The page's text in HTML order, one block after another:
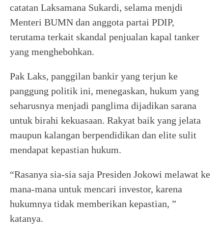
catatan Laksamana Sukardi, selama menjdi
Menteri BUMN dan anggota partai PDIP,
terutama terkait skandal penjualan kapal tanker
yang menghebohkan.
Pak Laks, panggilan bankir yang terjun ke
panggung politik ini, menegaskan, hukum yang
seharusnya menjadi panglima dijadikan sarana
untuk birahi kekuasaan. Rakyat baik yang jelata
maupun kalangan berpendidikan dan elite sulit
mendapat kepastian hukum.
“Rasanya sia-sia saja Presiden Jokowi melawat ke
mana-mana untuk mencari investor, karena
hukumnya tidak memberikan kepastian, ”
katanya.